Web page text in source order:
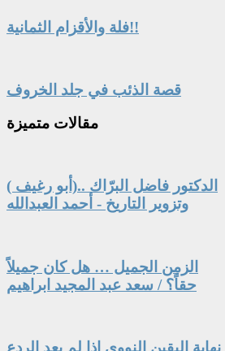
فلة والأقزام الثمانية!!
قصة الذئب في جلد الخروف
مقالات متميزة
الدكتور فاضل البرّاك ..(أبو رغيف )
وتزوير التاريخ - أحمد العبدالله
الزمن الجميل … هل كان جميلاً
حقاً؟ / سعد عبد المجيد ابراهيم
نهاية اليقين النووي إذا لم يعد الردع